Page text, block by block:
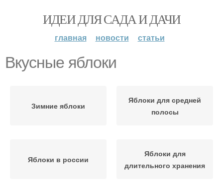
ИДЕИ ДЛЯ САДА И ДАЧИ
главная новости статьи
Вкусные яблоки
Зимние яблоки
Яблоки для средней
полосы
Яблоки в россии
Яблоки для
длительного хранения